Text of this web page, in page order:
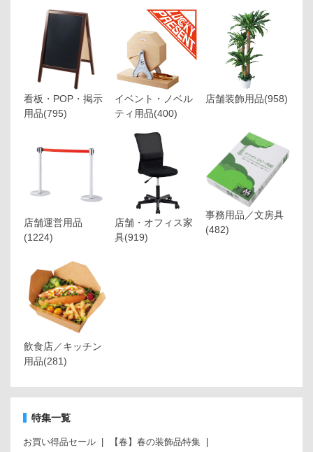
看板・POP・掲示
用品(795)
イベント・ノベル
ティ用品(400)
店舗装飾用品(958)
店舗運営用品
(1224)
店舗・オフィス家
具(919)
事務用品／文房具
(482)
飲食店／キッチン
用品(281)
特集一覧
お買い得品セール 【春】春の装飾品特集